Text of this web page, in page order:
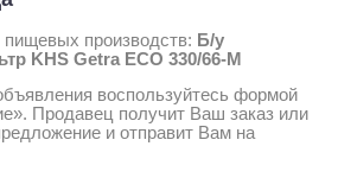
производств: Б/у
KHS Getra ECO 330/66-М
воспользуйтесь формой
Продавец получит Ваш заказ или
и отправит Вам на